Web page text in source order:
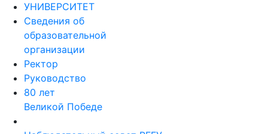
УНИВЕРСИТЕТ
Сведения об
образовательной
организации
Ректор
Руководство
80 лет
Великой Победе